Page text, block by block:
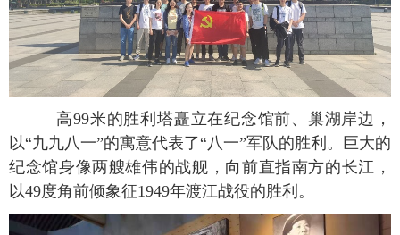
高99米的胜利塔矗立在纪念馆前、巢湖岸边，
以“九九八一”的寓意代表了“八一”军队的胜利。巨大的
纪念馆身像两艘雄伟的战舰，向前直指南方的长江，
以49度角前倾象征1949年渡江战役的胜利。